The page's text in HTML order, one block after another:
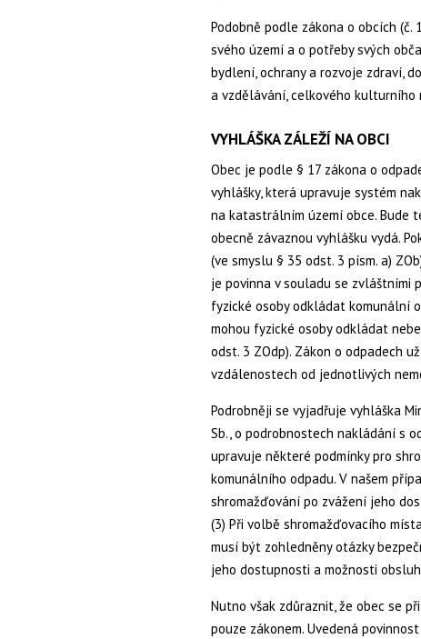
Podobně podle zákona o obcích (č.
svého území a o potřeby svých
bydlení, ochrany a rozvoje zdraví,
a vzdělávání, celkového kulturního
VYHLÁŠKA ZÁLEŽÍ NA OBCI
Obec je podle § 17 zákona o
vyhlášky, která upravuje systém
na katastrálním území obce. Bude
obecně závaznou vyhlášku vydá.
(ve smyslu § 35 odst. 3 písm. a)
je povinna v souladu se zvláštními
fyzické osoby odkládat komunální
mohou fyzické osoby odkládat
odst. 3 ZOdp). Zákon o odpadech
vzdálenostech od jednotlivých
Podrobněji se vyjadřuje vyhláška
Sb., o podrobnostech nakládání s
upravuje některé podmínky pro
komunálního odpadu. V našem
shromažďování po zvážení jeho
(3) Při volbě shromažďovacího
musí být zohledněny otázky
jeho dostupnosti a možnosti
Nutno však zdůraznit, že obec se
pouze zákonem. Uvedená